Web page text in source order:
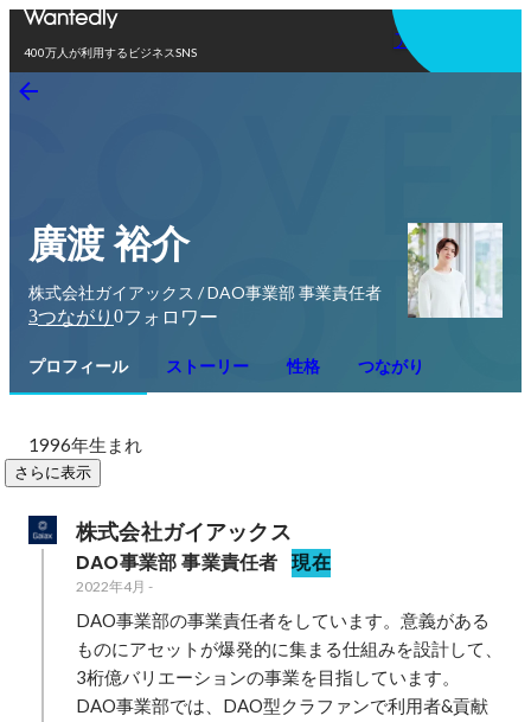
400万人が利用するビジネスSNS
アプリを使う
廣渡 裕介
株式会社ガイアックス / DAO事業部 事業責任者
3つながり 0フォロワー
プロフィール ストーリー 性格 つながり
1996年生まれ
さらに表示
株式会社ガイアックス
DAO事業部 事業責任者 現在
2022年4月 -
DAO事業部の事業責任者をしています。意義がある
ものにアセットが爆発的に集まる仕組みを設計して、
3桁億バリエーションの事業を目指しています。
DAO事業部では、DAO型クラファンで利用者&貢献